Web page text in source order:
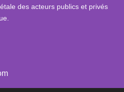
des acteurs publics et privés